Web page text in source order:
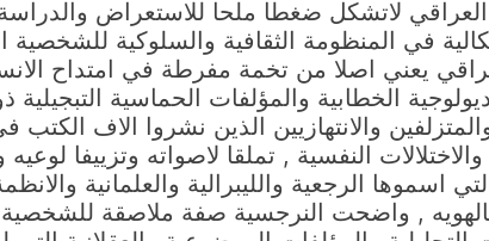
لاتشكل ضغطا ملحا للاستعراض
في المنظومة الثقافية والسلوكية
يعني اصلا من تخمة مفرطة في امتداح
الخطابية والمؤلفات الحماسية التبجيلية
والانتهازيين الذين نشروا الاف
النفسية , تملقا لاصواته وتزييفا
اسموها الرجعية والليبرالية والعلمانية
, واضحت النرجسية صفة ملاصقة للشخصية